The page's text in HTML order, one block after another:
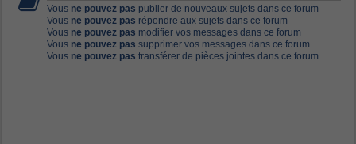
Vous ne pouvez pas publier de nouveaux sujets dans ce forum
Vous ne pouvez pas répondre aux sujets dans ce forum
Vous ne pouvez pas modifier vos messages dans ce forum
Vous ne pouvez pas supprimer vos messages dans ce forum
Vous ne pouvez pas transférer de pièces jointes dans ce forum